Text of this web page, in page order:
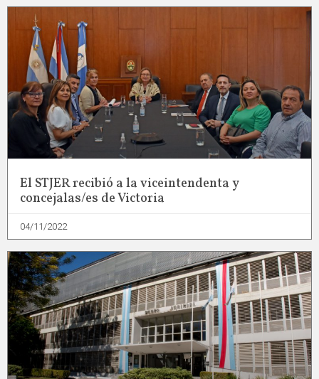
El STJER recibió a la viceintendenta y
concejalas/es de Victoria
04/11/2022